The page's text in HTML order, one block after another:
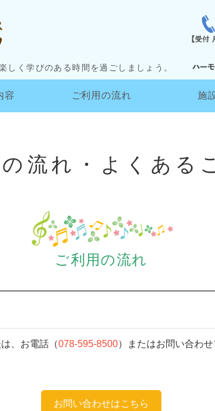
児童発達支援・放課後
しく学びのある時間を過ごしましょう。
容 ご利用の流れ 施
流れ・よくある
ご利用の流れ
、お電話（078-595-8500）またはお問い合わ
お問い合わせはこちら